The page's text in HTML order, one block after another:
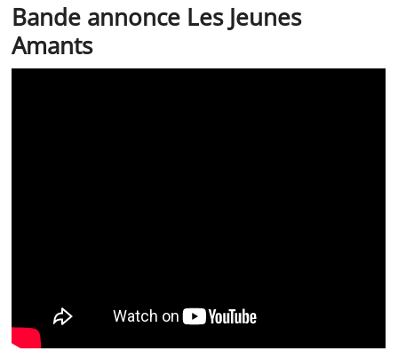
Bande annonce Les Jeunes
Amants